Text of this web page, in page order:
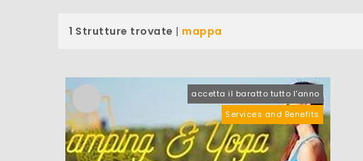
1 Strutture trovate | mappa
accetta il baratto tutto l'anno
Services and Benefits